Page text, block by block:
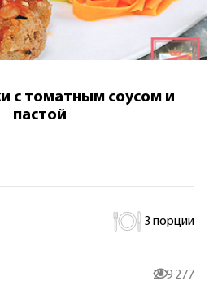
с томатным соусом и
пастой
3 порции
219 277